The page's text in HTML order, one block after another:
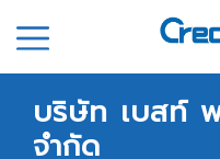
บริษัท เบสท์
จำกัด